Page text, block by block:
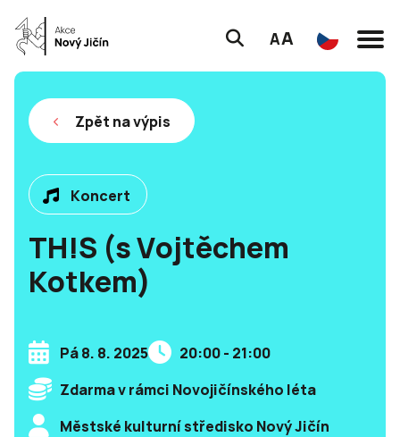
AA
Zpět na výpis
Koncert
TH!S (s Vojtěchem
Kotkem)
Pá 8. 8. 2025
20:00 - 21:00
Zdarma v rámci Novojičínského léta
Městské kulturní středisko Nový Jičín